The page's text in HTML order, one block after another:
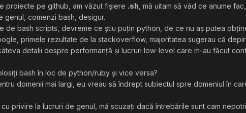
proiecte pe github, am văzut fișiere .sh , mă uitam să văd ce anume
genul, comenzi bash, desigur.
de bash scripts, devreme ce știu puțin python, de ce nu aș putea
primele rezultate de la stackoverflow, majoritatea sugerau că
detalii despre performanță și lucruri low-level care m-au făcut
bash în loc de python/ruby și vice versa?
domenii mai largi, eu vreau să îndrept subiectul spre domeniul în
cu privire la lucruri de genul, mă scuzați dacă întrebările sunt cam